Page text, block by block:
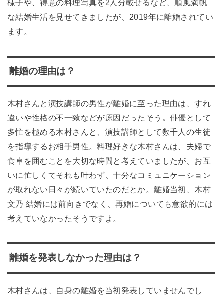
様子や、得意の料理写真を2人分載せるなど、順風満帆
な結婚生活を見せてきましたが、2019年に離婚されてい
ます。
離婚の理由は？
木村さんと演技講師の男性が離婚に至った理由は、すれ
違いや性格の不一致などが原因だったそう。俳優として
多忙を極める木村さんと、演技講師として数千人の生徒
を指導するお相手男性。料理好きな木村さんは、夫婦で
食卓を囲むことを大切な時間と考えていましたが、お互
いに忙しくてそれも叶わず、十分なコミュニケーション
が取れない日々が続いていたのだとか。離婚当初、木村
文乃 結婚には前向きでなく、再婚についても意欲的には
考えていなかったそうですよ。
離婚を発表しなかった理由は？
木村さんは、自身の離婚を当初発表していませんでし